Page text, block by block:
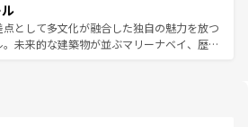
。一年中温暖で、どの季節にも異なる楽しみ
。親しみやすいタイの人々、仏教を中心とし
て多様な観光資源が、訪れる旅人を魅了し続
ても感動するはず。観光スポットが密集し
よく見どころを回れるのも魅力。息をのむよ
文化的な体験まで、香港を存分に楽しみ尽く
点として多文化が融合した独自の魅力を放つ
。未来的な建築物が並ぶマリーナベイ、歴史